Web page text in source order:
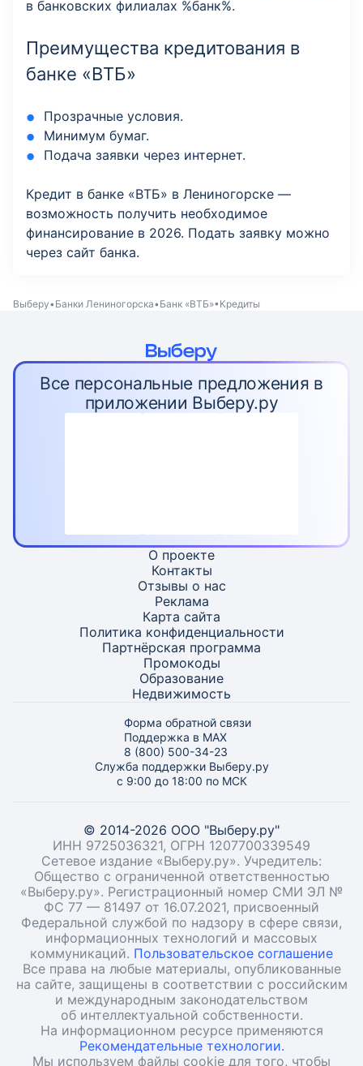
в банковских филиалах %банк%.
Преимущества кредитования в
банке «ВТБ»
Прозрачные условия.
Минимум бумаг.
Подача заявки через интернет.
Кредит в банке «ВТБ» в Лениногорске —
возможность получить необходимое
финансирование в 2026. Подать заявку можно
через сайт банка.
Выберу Банки Лениногорска Банк «ВТБ» Кредиты
Все персональные предложения в
приложении Выберу.ру
О проекте
Контакты
Отзывы о нас
Реклама
Карта сайта
Политика конфиденциальности
Партнёрская программа
Промокоды
Образование
Недвижимость
Форма обратной связи
Поддержка в MAX
8 (800) 500-34-23
Служба поддержки Выберу.ру
с 9:00 до 18:00 по МСК
© 2014-2026 ООО "Выберу.ру"
ИНН 9725036321, ОГРН 1207700339549
Сетевое издание «Выберу.ру». Учредитель:
Общество с ограниченной ответственностью
«Выберу.ру». Регистрационный номер СМИ ЭЛ №
ФС 77 — 81497 от 16.07.2021, присвоенный
Федеральной службой по надзору в сфере связи,
информационных технологий и массовых
коммуникаций. Пользовательское соглашение
Все права на любые материалы, опубликованные
на сайте, защищены в соответствии с российским
и международным законодательством
об интеллектуальной собственности.
На информационном ресурсе применяются
Рекомендательные технологии.
Мы используем файлы cookie для того, чтобы